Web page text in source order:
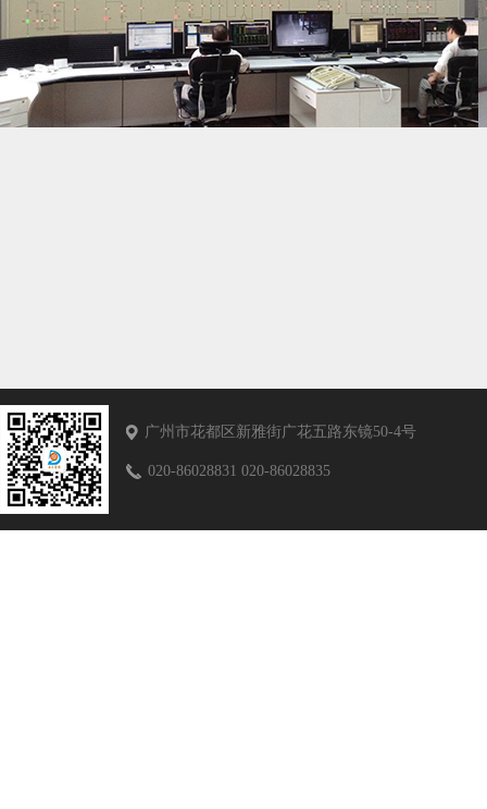
广州市花都区新雅街广花五路东镜50-4号
020-86028831 020-86028835